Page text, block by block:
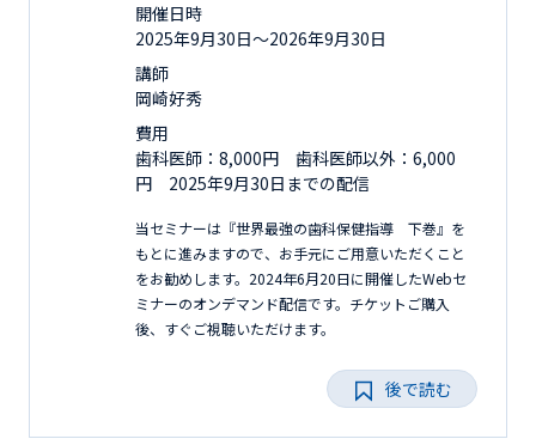
開催日時
2025年9月30日〜2026年9月30日
講師
岡崎好秀
費用
歯科医師：8,000円 歯科医師以外：6,000
円 2025年9月30日までの配信
当セミナーは『世界最強の歯科保健指導 下巻』を
もとに進みますので、お手元にご用意いただくこと
をお勧めします。2024年6月20日に開催したWebセ
ミナーのオンデマンド配信です。チケットご購入
後、すぐご視聴いただけます。
後で読む